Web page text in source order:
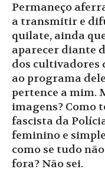
Permaneço
a transmitir e
quilate, ainda
aparecer diante
dos cultivadores
ao programa
pertence a mim.
imagens? Como
fascista da
feminino e
como se tudo
fora? Não sei.